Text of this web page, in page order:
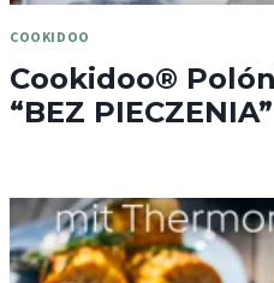
COOKIDOO
Cookidoo®
“BEZ PIECZENIA”